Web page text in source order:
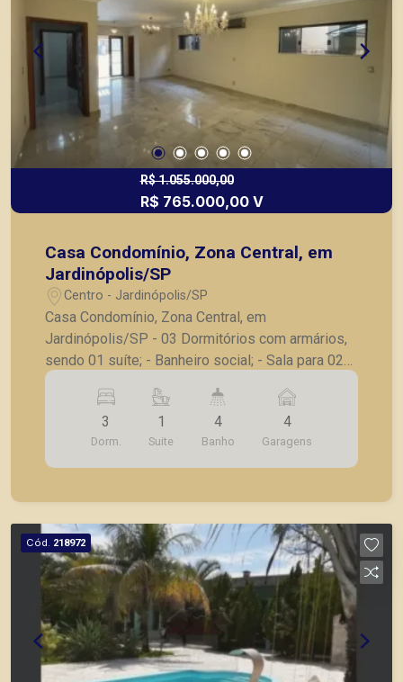
R$ 1.055.000,00
R$ 765.000,00 V
Casa Condomínio, Zona Central, em
Jardinópolis/SP
Centro - Jardinópolis/SP
Casa Condomínio, Zona Central, em
Jardinópolis/SP - 03 Dormitórios com armários,
sendo 01 suíte; - Banheiro social; - Sala para 02
ambientes - Escritório; - Lavabo; - Cozinha
planejada; - Despensa; - Varanda gourmet; -
Entrada lateral independente; - 04 Vagas de
garagem. A Piramid tem como objetivo atender
seus clientes com agilidade e segurança, em
Ribeirão Preto.
3
Dorm.
1
Suite
4
Banho
4
Garagens
Cód. 218972